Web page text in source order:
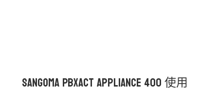
Sangoma PBXact Appliance 400 使用